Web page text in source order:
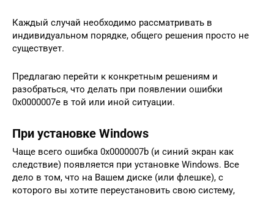
Каждый случай необходимо рассматривать в
индивидуальном порядке, общего решения просто не
существует.
Предлагаю перейти к конкретным решениям и
разобраться, что делать при появлении ошибки
0x0000007e в той или иной ситуации.
При установке Windows
Чаще всего ошибка 0x0000007b (и синий экран как
следствие) появляется при установке Windows. Все
дело в том, что на Вашем диске (или флешке), с
которого вы хотите переустановить свою систему,